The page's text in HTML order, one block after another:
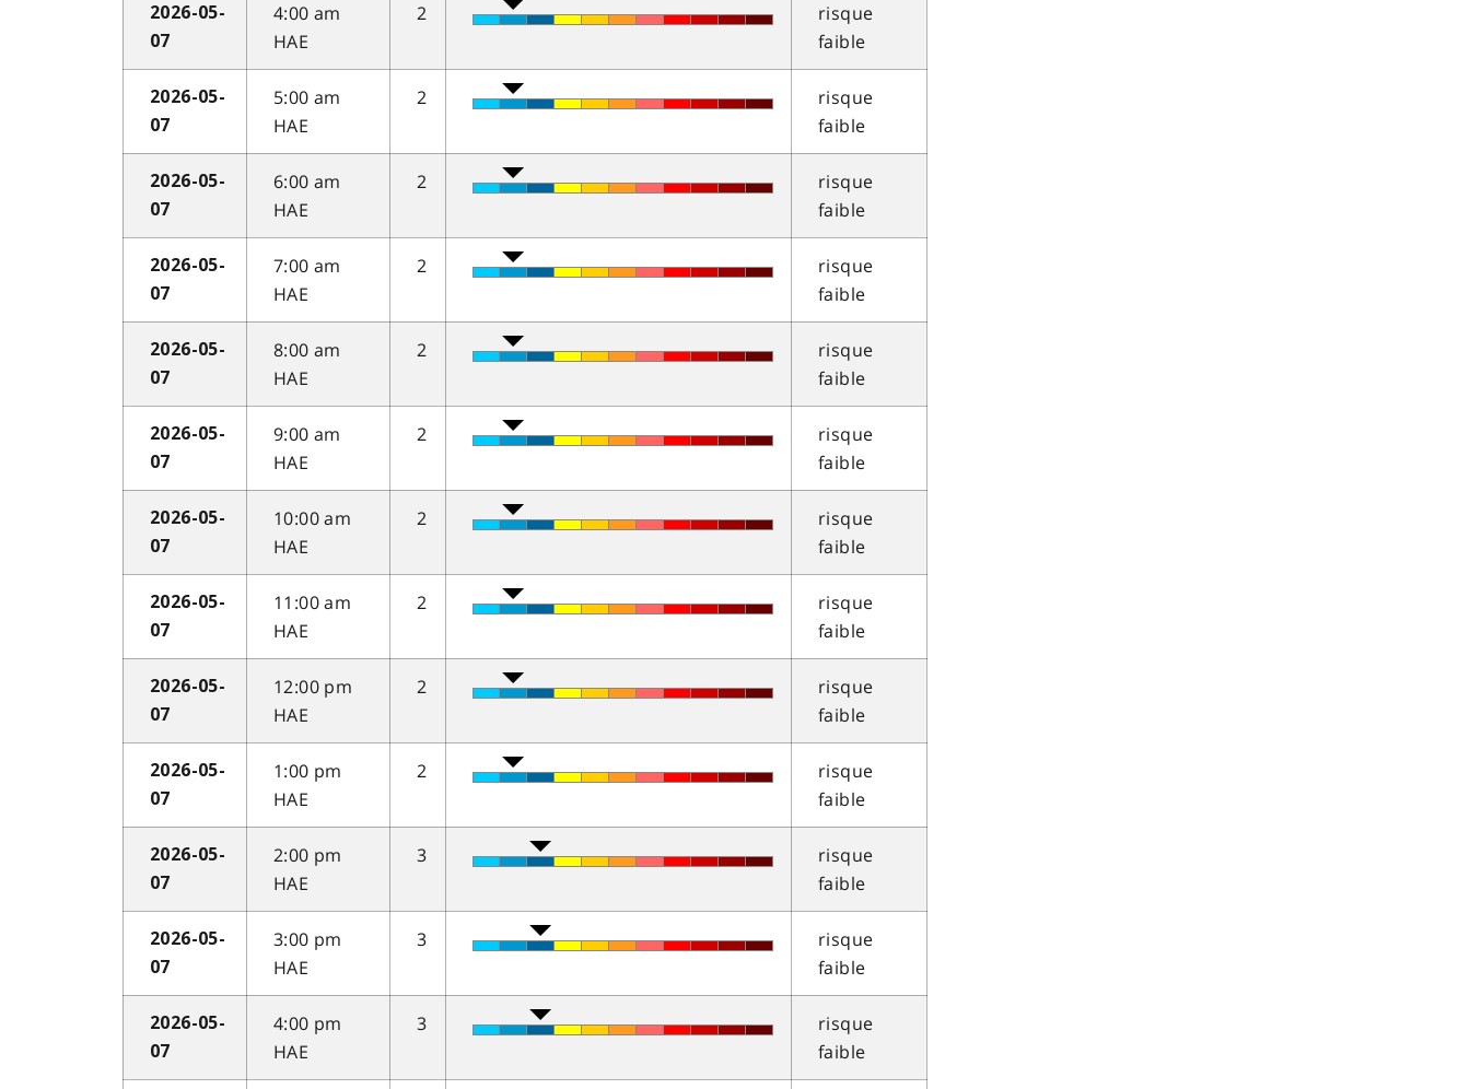
2026-05-
07
4:00 am
HAE
2
risque
faible
2026-05-
07
5:00 am
HAE
2
risque
faible
2026-05-
07
6:00 am
HAE
2
risque
faible
2026-05-
07
7:00 am
HAE
2
risque
faible
2026-05-
07
8:00 am
HAE
2
risque
faible
2026-05-
07
9:00 am
HAE
2
risque
faible
2026-05-
07
10:00 am
HAE
2
risque
faible
2026-05-
07
11:00 am
HAE
2
risque
faible
2026-05-
07
12:00 pm
HAE
2
risque
faible
2026-05-
07
1:00 pm
HAE
2
risque
faible
2026-05-
07
2:00 pm
HAE
3
risque
faible
2026-05-
07
3:00 pm
HAE
3
risque
faible
2026-05-
07
4:00 pm
HAE
3
risque
faible